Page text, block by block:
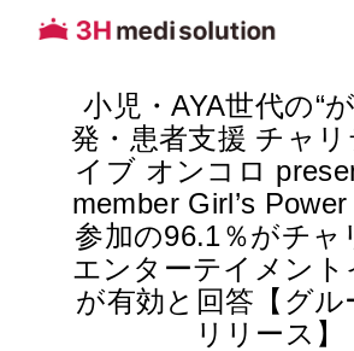
小児・AYA世代の“
発・患者支援 チャリ
イブ オンコロ
member Girl’s Power
参加の96.1％がチャ
エンターテイメント
が有効と回答【グル
リリース】